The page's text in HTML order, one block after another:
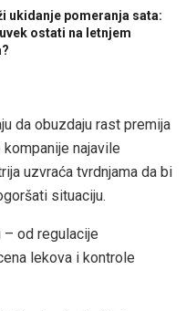
ukidanje pomeranja sata:
ostati na letnjem
da obuzdaju rast premija
najavile
uzvraća tvrdnjama da bi
situaciju.
od regulacije
lekova i kontrole